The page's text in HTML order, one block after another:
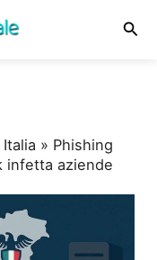
Italia » Phishing
infetta aziende